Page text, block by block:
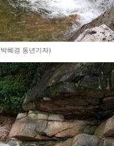
혜경 동년기자)